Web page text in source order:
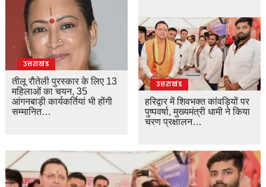
उत्तराखंड
तीलू रौतेली पुरस्कार के लिए 13
महिलाओं का चयन, 35
आंगनबाड़ी कार्यकर्तियां भी होंगी
सम्मानित…
उत्तराखंड
हरिद्वार में शिवभक्त कांवड़ियों पर
पुष्पवर्षा, मुख्यमंत्री धामी ने किया
चरण प्रक्षालन…